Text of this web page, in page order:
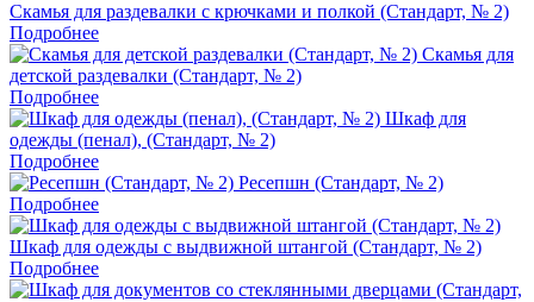
Скамья для раздевалки с крючками и полкой (Стандарт, № 2)
Подробнее
Скамья для
детской раздевалки (Стандарт, № 2)
Подробнее
Шкаф для
одежды (пенал), (Стандарт, № 2)
Подробнее
Ресепшн (Стандарт, № 2)
Подробнее
Шкаф для одежды с выдвижной штангой (Стандарт, № 2)
Подробнее